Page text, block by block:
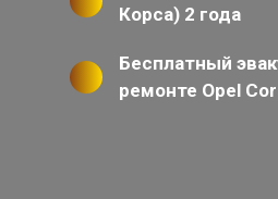
Корса) 2 года
Бесплатный
ремонте Opel